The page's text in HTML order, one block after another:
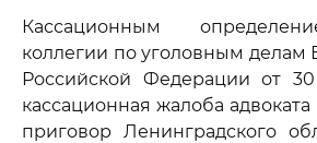
Кассационным
коллегии по уголовным делам
Российской Федерации от
кассационная жалоба
приговор Ленинградского